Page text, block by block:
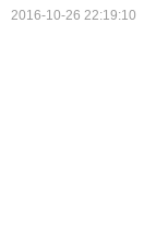
2016-10-26 22:19:10